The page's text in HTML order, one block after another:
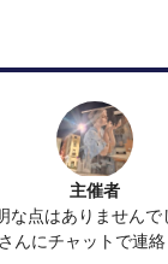
主催者
な点はありませんで
んにチャットで連絡